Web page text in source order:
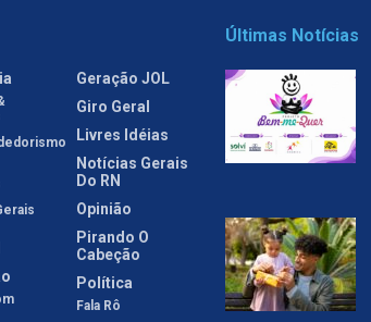
Geração JOL
Giro Geral
Livres Idéias
Notícias Gerais
Do RN
Opinião
Pirando O
Cabeção
Política
Fala Rô
Últimas Notícias